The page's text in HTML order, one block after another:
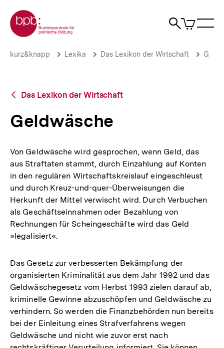
zum
Seiteninhalt
springen
Zur Startseite der bpb
Suche
Artikel
im
Geldwäsche
Brotkrümelnavigation
Pfadnavigation
kurz&knapp Lexika Das Lexikon der Wirtschaft G
Zurück
Übersicht
Das Lexikon der Wirtschaft
Geldwäsche
Von Geldwäsche wird gesprochen, wenn Geld, das
aus Straftaten stammt, durch Einzahlung auf Konten
in den regulären Wirtschaftskreislauf eingeschleust
und durch Kreuz-und-quer-Überweisungen die
Herkunft der Mittel verwischt wird. Durch Verbuchen
als Geschäftseinnahmen oder Bezahlung von
Rechnungen für Scheingeschäfte wird das Geld
»legalisiert«.
Das Gesetz zur verbesserten Bekämpfung der
organisierten Kriminalität aus dem Jahr 1992 und das
Geldwäschegesetz vom Herbst 1993 zielen darauf ab,
kriminelle Gewinne abzuschöpfen und Geldwäsche zu
verhindern. So werden die Finanzbehörden nun bereits
bei der Einleitung eines Strafverfahrens wegen
Geldwäsche und nicht wie zuvor erst nach